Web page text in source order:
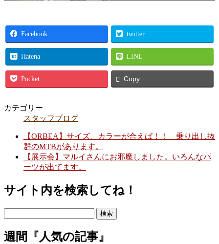
Facebook twitter
Hatena LINE
Pocket Copy
カテゴリー
スタッフブログ
【ORBEA】サイズ、カラーが合えば！！ 乗り出し抜
群のMTBがあります。
【展示会】マルイさんにお邪魔しました。いろんなパ
ーツが出てます。
サイト内を検索してね！
週間『人気の記事』